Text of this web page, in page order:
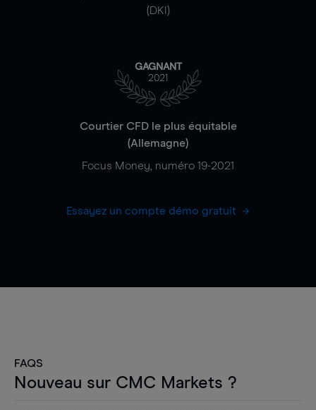
(DKI)
GAGNANT
2021
Courtier CFD le plus équitable
(Allemagne)
Focus Money, numéro 19-2021
Essayez un compte démo gratuit
FAQS
Nouveau sur CMC Markets ?